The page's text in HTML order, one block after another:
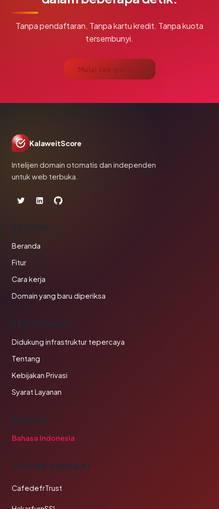
Tanpa pendaftaran. Tanpa kartu kredit. Tanpa kuota
tersembunyi.
Mulai cek gratis →
KalaweitScore
Intelijen domain otomatis dan independen
untuk web terbuka.
PRODUK
Beranda
Fitur
Cara kerja
Domain yang baru diperiksa
PERUSAHAAN
Didukung infrastruktur tepercaya
Tentang
Kebijakan Privasi
Syarat Layanan
BAHASA
Bahasa Indonesia
TAUTAN SAHABAT
CafedefrTrust